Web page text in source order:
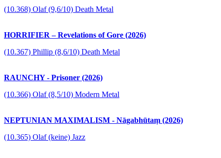
(10.368) Olaf (9,6/10) Death Metal
HORRIFIER – Revelations of Gore (2026)
(10.367) Phillip (8,6/10) Death Metal
RAUNCHY - Prisoner (2026)
(10.366) Olaf (8,5/10) Modern Metal
NEPTUNIAN MAXIMALISM - Nāgabhūtaṃ (2026)
(10.365) Olaf (keine) Jazz